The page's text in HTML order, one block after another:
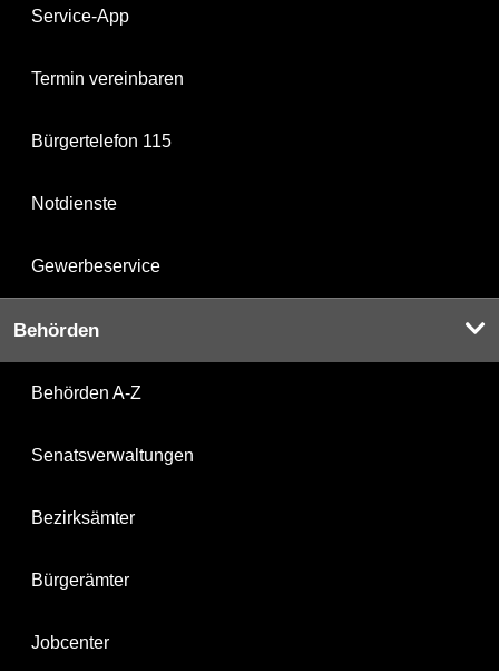
Service-App
Termin vereinbaren
Bürgertelefon 115
Notdienste
Gewerbeservice
Behörden
Behörden A-Z
Senatsverwaltungen
Bezirksämter
Bürgerämter
Jobcenter